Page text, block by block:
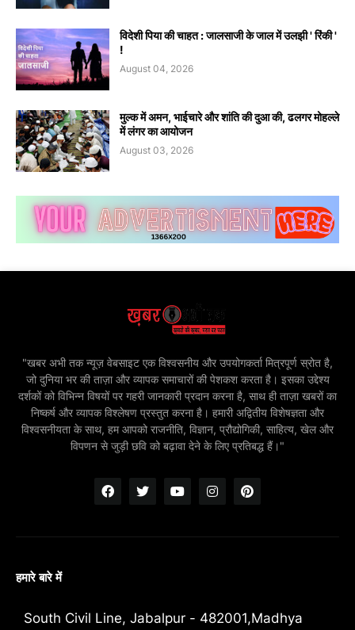
विदेशी पिया की चाहत : जालसाजी के जाल में उलझी ' रिंकी '
!
August 04, 2026
मुल्क में अमन, भाईचारे और शांति की दुआ की, ढलगर मोहल्ले
में लंगर का आयोजन
August 03, 2026
"खबर अभी तक न्यूज़ वेबसाइट एक विश्वसनीय और उपयोगकर्ता मित्रपूर्ण स्रोत है,
जो दुनिया भर की ताज़ा और व्यापक समाचारों की पेशकश करता है। इसका उद्देश्य
दर्शकों को विभिन्न विषयों पर गहरी जानकारी प्रदान करना है, साथ ही ताज़ा खबरों का
निष्कर्ष और व्यापक विश्लेषण प्रस्तुत करना है। हमारी अद्वितीय विशेषज्ञता और
विश्वसनीयता के साथ, हम आपको राजनीति, विज्ञान, प्रौद्योगिकी, साहित्य, खेल और
विपणन से जुड़ी छवि को बढ़ावा देने के लिए प्रतिबद्ध हैं।"
हमारे बारे में
South Civil Line, Jabalpur - 482001,Madhya